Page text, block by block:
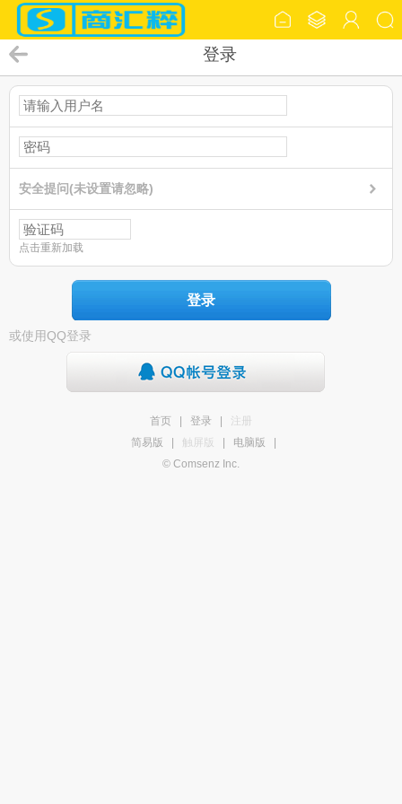
登录
安全提问(未设置请忽略)
点击重新加载
登录
或使用QQ登录
首页 登录
注册
简易版
触屏版 电脑版
© Comsenz Inc.